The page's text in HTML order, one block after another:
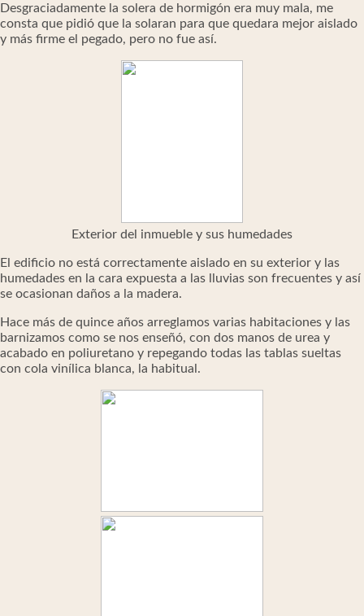
Desgraciadamente la solera de hormigón era muy mala, me
consta que pidió que la solaran para que quedara mejor aislado
y más firme el pegado, pero no fue así.
Exterior del inmueble y sus humedades
El edificio no está correctamente aislado en su exterior y las
humedades en la cara expuesta a las lluvias son frecuentes y así
se ocasionan daños a la madera.
Hace más de quince años arreglamos varias habitaciones y las
barnizamos como se nos enseñó, con dos manos de urea y
acabado en poliuretano y repegando todas las tablas sueltas
con cola vinílica blanca, la habitual.